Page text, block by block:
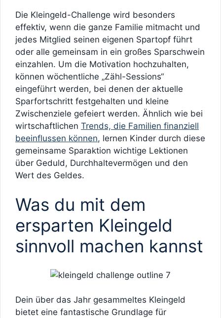
Die Kleingeld-Challenge wird besonders
effektiv, wenn die ganze Familie mitmacht und
jedes Mitglied seinen eigenen Spartopf führt
oder alle gemeinsam in ein großes Sparschwein
einzahlen. Um die Motivation hochzuhalten,
können wöchentliche „Zähl-Sessions“
eingeführt werden, bei denen der aktuelle
Sparfortschritt festgehalten und kleine
Zwischenziele gefeiert werden. Ähnlich wie bei
wirtschaftlichen Trends, die Familien finanziell
beeinflussen können, lernen Kinder durch diese
gemeinsame Sparaktion wichtige Lektionen
über Geduld, Durchhaltevermögen und den
Wert des Geldes.
Was du mit dem
ersparten Kleingeld
sinnvoll machen kannst
Dein über das Jahr gesammeltes Kleingeld
bietet eine fantastische Grundlage für